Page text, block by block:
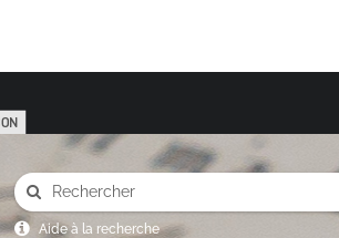
Aide à la recherche